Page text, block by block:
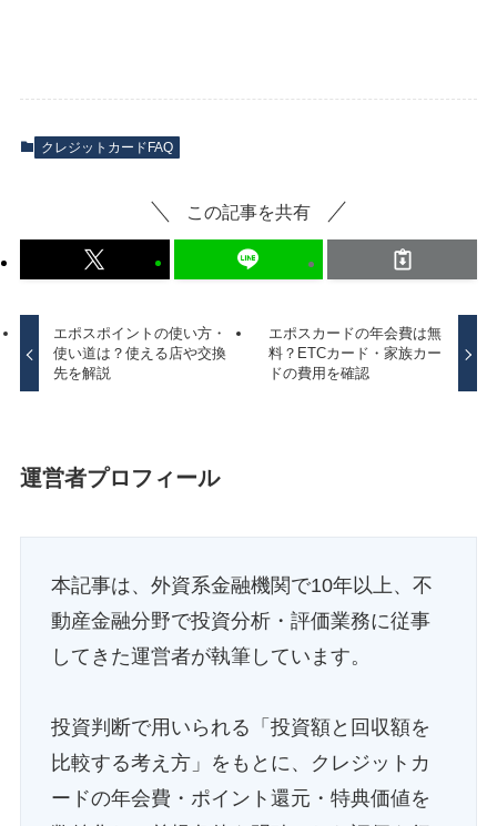
クレジットカードFAQ
この記事を共有
エポスポイントの使い方・
使い道は？使える店や交換
先を解説
エポスカードの年会費は無
料？ETCカード・家族カー
ドの費用を確認
運営者プロフィール
本記事は、外資系金融機関で10年以上、不
動産金融分野で投資分析・評価業務に従事
してきた運営者が執筆しています。
投資判断で用いられる「投資額と回収額を
比較する考え方」をもとに、クレジットカ
ードの年会費・ポイント還元・特典価値を